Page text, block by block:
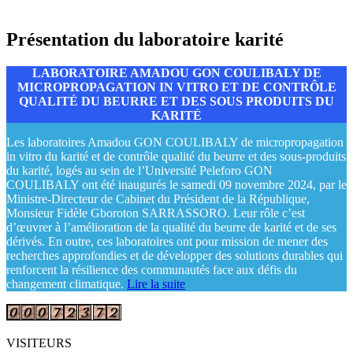
Présentation du laboratoire karité
LABORATOIRE AMADOU GON COULIBALY DE
MICROPROPAGATION IN VITRO ET DE CONTRÔLE
QUALITÉ DU BEURRE ET DES SOUS PRODUITS DU
KARITÉ
Les laboratoires Amadou GON COULIBALY de micropropagation
in vitro du karité et de contrôle qualité du beurre et des sous-produits
du karité, logés au sein de l’Université Peleforo GON
COULIBALY ont été inaugurés le samedi 09 novembre 2024, par le
Ministre-Directeur de Cabinet du Président de la République,
Monsieur Fidèle Gboroton SARRASSORO. Leur rôle c’est
d’œuvrer à l’amélioration de la qualité du beurre de karité et de ses
dérivés. En outre, ces laboratoires ont pour mission de mener des
recherches approfondies et de développer des solutions durables qui
renforcent la résilience des communautés face aux défis du
changement climatique. Lire la suite
VISITEURS